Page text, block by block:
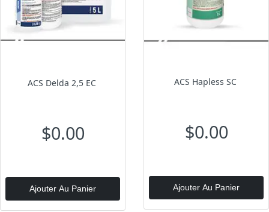
ACS Delda 2,5 EC
$0.00
Ajouter Au Panier
ACS Hapless SC
$0.00
Ajouter Au Panier